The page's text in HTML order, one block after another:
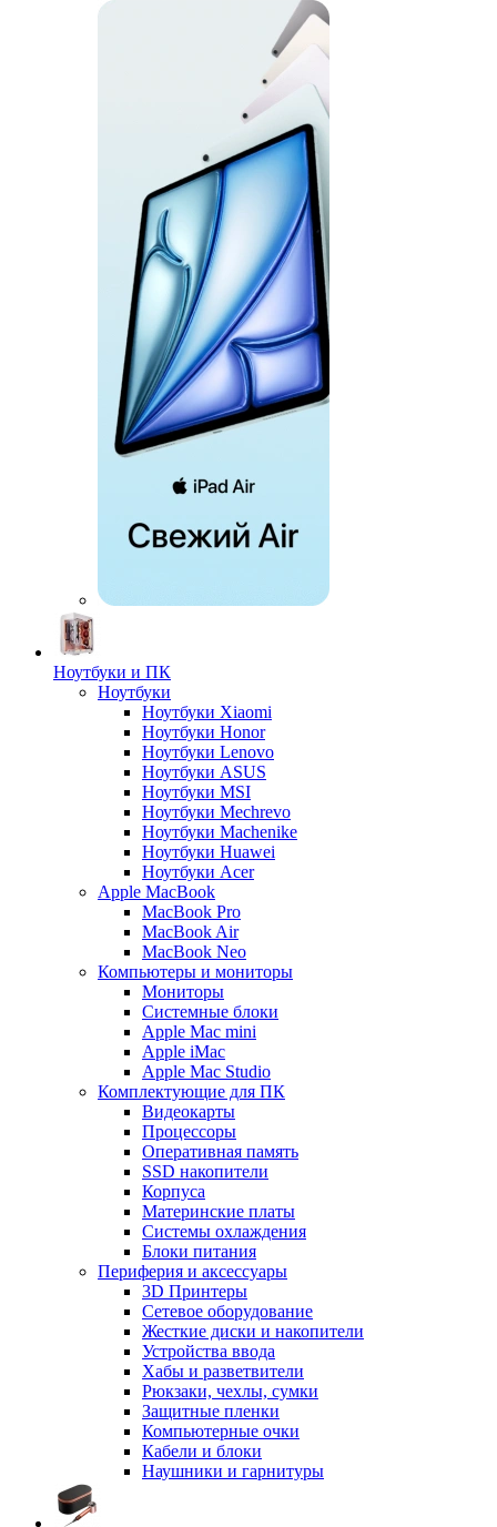
Ноутбуки и ПК
Ноутбуки
Ноутбуки Xiaomi
Ноутбуки Honor
Ноутбуки Lenovo
Ноутбуки ASUS
Ноутбуки MSI
Ноутбуки Mechrevo
Ноутбуки Machenike
Ноутбуки Huawei
Ноутбуки Acer
Apple MacBook
MacBook Pro
MacBook Air
MacBook Neo
Компьютеры и мониторы
Мониторы
Системные блоки
Apple Mac mini
Apple iMac
Apple Mac Studio
Комплектующие для ПК
Видеокарты
Процессоры
Оперативная память
SSD накопители
Корпуса
Материнские платы
Системы охлаждения
Блоки питания
Периферия и аксессуары
3D Принтеры
Сетевое оборудование
Жесткие диски и накопители
Устройства ввода
Хабы и разветвители
Рюкзаки, чехлы, сумки
Защитные пленки
Компьютерные очки
Кабели и блоки
Наушники и гарнитуры